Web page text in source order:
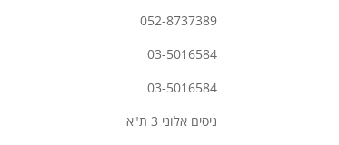
052-8737389
03-5016584
03-5016584
ניסים אלוני 3 ת"א